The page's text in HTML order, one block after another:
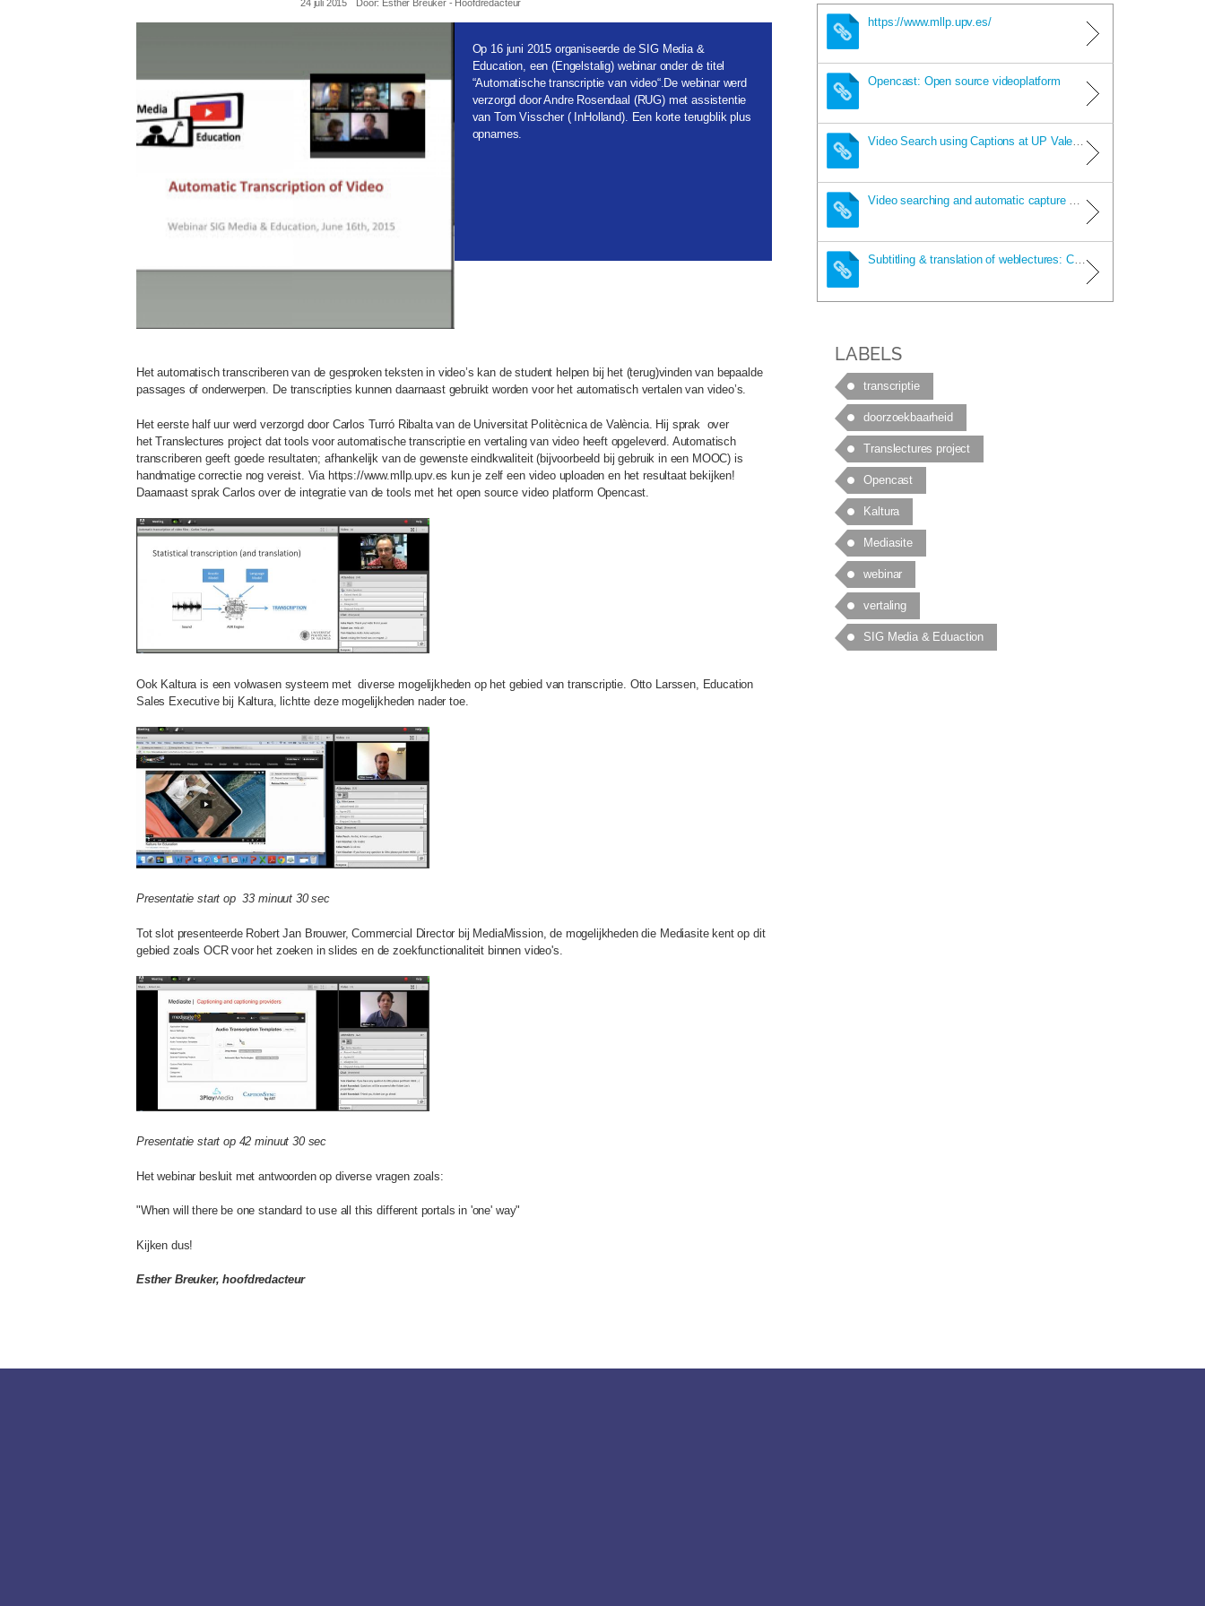
24 juli 2015 Door: Esther Breuker- Hoofdredacteur
Op 16 juni 2015 organiseerde de SIG Media &
Education, een (Engelstalig) webinar onder de titel
“Automatische transcriptie van video“.De webinar werd
verzorgd door Andre Rosendaal (RUG) met assistentie
van Tom Visscher ( InHolland). Een korte terugblik plus
opnames.
Het automatisch transcriberen van de gesproken teksten in video’s kan de student helpen bij het (terug)vinden van bepaalde
passages of onderwerpen. De transcripties kunnen daarnaast gebruikt worden voor het automatisch vertalen van video’s.
Het eerste half uur werd verzorgd door Carlos Turró Ribalta van de Universitat Politècnica de València. Hij sprak over
het Translectures project dat tools voor automatische transcriptie en vertaling van video heeft opgeleverd. Automatisch
transcriberen geeft goede resultaten; afhankelijk van de gewenste eindkwaliteit (bijvoorbeeld bij gebruik in een MOOC) is
handmatige correctie nog vereist. Via https://www.mllp.upv.es kun je zelf een video uploaden en het resultaat bekijken!
Daarnaast sprak Carlos over de integratie van de tools met het open source video platform Opencast.
Ook Kaltura is een volwasen systeem met diverse mogelijkheden op het gebied van transcriptie. Otto Larssen, Education
Sales Executive bij Kaltura, lichtte deze mogelijkheden nader toe.
Presentatie start op 33 minuut 30 sec
Tot slot presenteerde Robert Jan Brouwer, Commercial Director bij MediaMission, de mogelijkheden die Mediasite kent op dit
gebied zoals OCR voor het zoeken in slides en de zoekfunctionaliteit binnen video's.
Presentatie start op 42 minuut 30 sec
Het webinar besluit met antwoorden op diverse vragen zoals:
"When will there be one standard to use all this different portals in 'one' way"
Kijken dus!
Esther Breuker, hoofdredacteur
https://www.mllp.upv.es/
Opencast: Open source videoplatform
Subtitling & translation of weblectures: Carlos Turro
LABELS
transcriptie
doorzoekbaarheid
Translectures project
Opencast
Kaltura
Mediasite
webinar
vertaling
SIG Media & Eduaction